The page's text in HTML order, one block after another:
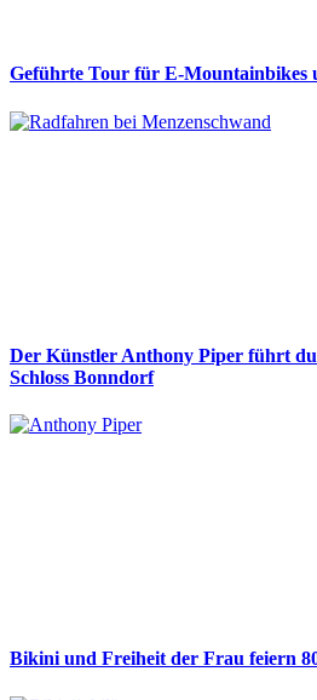
Geführte Tour für E-Mountainbikes
Der Künstler Anthony Piper führt
Schloss Bonndorf
Bikini und Freiheit der Frau feiern